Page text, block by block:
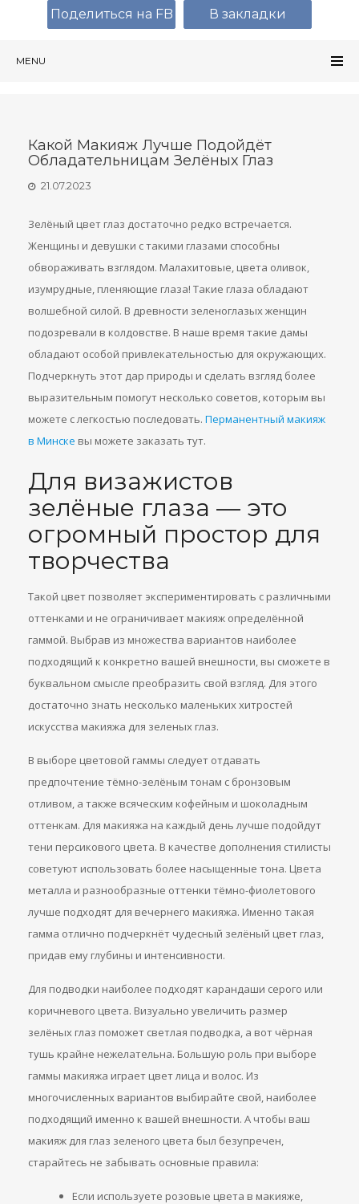
MENU
Какой Макияж Лучше Подойдёт
Обладательницам Зелёных Глаз
21.07.2023
Зелёный цвет глаз достаточно редко встречается.
Женщины и девушки с такими глазами способны
обвораживать взглядом. Малахитовые, цвета оливок,
изумрудные, пленяющие глаза! Такие глаза обладают
волшебной силой. В древности зеленоглазых женщин
подозревали в колдовстве. В наше время такие дамы
обладают особой привлекательностью для окружающих.
Подчеркнуть этот дар природы и сделать взгляд более
выразительным помогут несколько советов, которым вы
можете с легкостью последовать. Перманентный макияж
в Минске вы можете заказать тут.
Для визажистов
зелёные глаза — это
огромный простор для
творчества
Такой цвет позволяет экспериментировать с различными
оттенками и не ограничивает макияж определённой
гаммой. Выбрав из множества вариантов наиболее
подходящий к конкретно вашей внешности, вы сможете в
буквальном смысле преобразить свой взгляд. Для этого
достаточно знать несколько маленьких хитростей
искусства макияжа для зеленых глаз.
В выборе цветовой гаммы следует отдавать
предпочтение тёмно-зелёным тонам с бронзовым
отливом, а также всяческим кофейным и шоколадным
оттенкам. Для макияжа на каждый день лучше подойдут
тени персикового цвета. В качестве дополнения стилисты
советуют использовать более насыщенные тона. Цвета
металла и разнообразные оттенки тёмно-фиолетового
лучше подходят для вечернего макияжа. Именно такая
гамма отлично подчеркнёт чудесный зелёный цвет глаз,
придав ему глубины и интенсивности.
Для подводки наиболее подходят карандаши серого или
коричневого цвета. Визуально увеличить размер
зелёных глаз поможет светлая подводка, а вот чёрная
тушь крайне нежелательна. Большую роль при выборе
гаммы макияжа играет цвет лица и волос. Из
многочисленных вариантов выбирайте свой, наиболее
подходящий именно к вашей внешности. А чтобы ваш
макияж для глаз зеленого цвета был безупречен,
старайтесь не забывать основные правила:
Если используете розовые цвета в макияже,
Поделиться на FB В закладки